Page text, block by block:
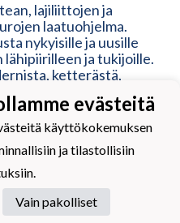
lajiliittojen ja
laatuohjelma.
nykyisille ja uusille
lähipiirilleen ja tukijoille.
ketterästä,
mutta myös
evästeitä
käyttökokemuksen
ja tilastollisiin
Vain pakolliset